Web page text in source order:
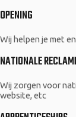
OPENING
Wij helpen je met
NATIONALE
Wij zorgen voor
website, etc